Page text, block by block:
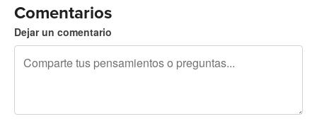
Comentarios
Dejar un comentario